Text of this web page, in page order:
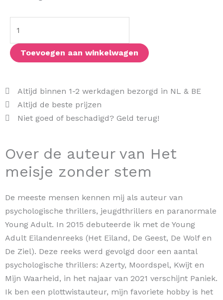
aantal
Toevoegen aan winkelwagen
Altijd binnen 1-2 werkdagen bezorgd in NL & BE
Altijd de beste prijzen
Niet goed of beschadigd? Geld terug!
Over de auteur van Het
meisje zonder stem
De meeste mensen kennen mij als auteur van
psychologische thrillers, jeugdthrillers en paranormale
Young Adult. In 2015 debuteerde ik met de Young
Adult Eilandenreeks (Het Eiland, De Geest, De Wolf en
De Ziel). Deze reeks werd gevolgd door een aantal
psychologische thrillers: Azerty, Moordspel, Kwijt en
Mijn Waarheid, in het najaar van 2021 verschijnt Paniek.
Ik ben een plottwistauteur, mijn favoriete hobby is het